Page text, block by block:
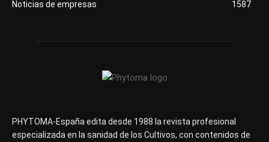
Noticias de empresas
1587
PHYTOMA-España edita desde 1988 la revista profesional
especializada en la sanidad de los Cultivos, con contenidos de